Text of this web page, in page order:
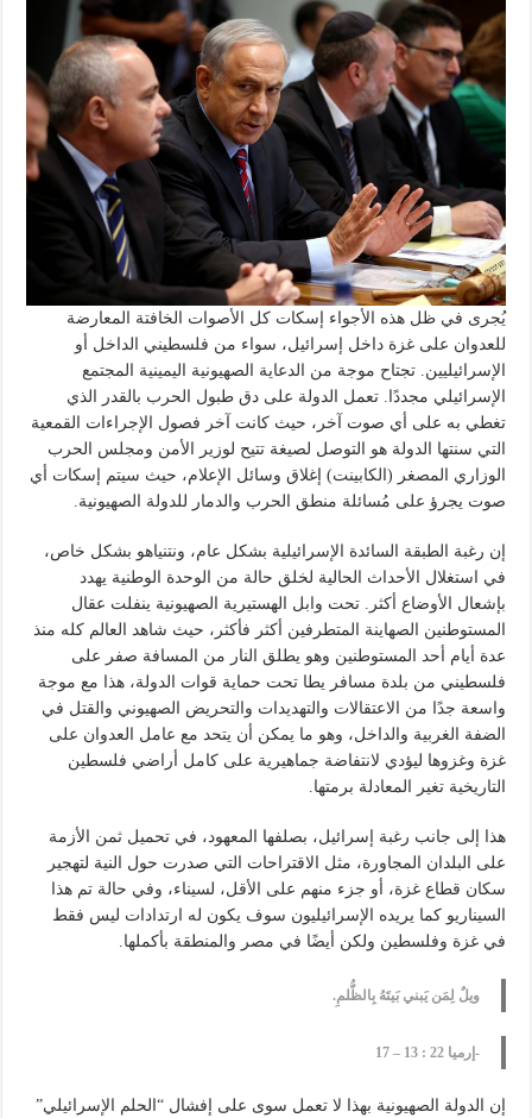
يُجرى في ظل هذه الأجواء إسكات كل الأصوات الخافتة المعارضة
للعدوان على غزة داخل إسرائيل، سواء من فلسطيني الداخل أو
الإسرائيليين. تجتاح موجة من الدعاية الصهيونية اليمينية المجتمع
الإسرائيلي مجددًا. تعمل الدولة على دق طبول الحرب بالقدر الذي
تغطي به على أي صوت آخر، حيث كانت آخر فصول الإجراءات القمعية
التي سنتها الدولة هو التوصل لصيغة تتيح لوزير الأمن ومجلس الحرب
الوزاري المصغر (الكابينت) إغلاق وسائل الإعلام، حيث سيتم إسكات أي
صوت يجرؤ على مُسائلة منطق الحرب والدمار للدولة الصهيونية.
إن رغبة الطبقة السائدة الإسرائيلية بشكل عام، ونتنياهو بشكل خاص،
في استغلال الأحداث الحالية لخلق حالة من الوحدة الوطنية يهدد
بإشعال الأوضاع أكثر. تحت وابل الهستيرية الصهيونية ينفلت عقال
المستوطنين الصهاينة المتطرفين أكثر فأكثر، حيث شاهد العالم كله منذ
عدة أيام أحد المستوطنين وهو يطلق النار من المسافة صفر على
فلسطيني من بلدة مسافر يطا تحت حماية قوات الدولة، هذا مع موجة
واسعة جدًا من الاعتقالات والتهديدات والتحريض الصهيوني والقتل في
الضفة الغربية والداخل، وهو ما يمكن أن يتحد مع عامل العدوان على
غزة وغزوها ليؤدي لانتفاضة جماهيرية على كامل أراضي فلسطين
التاريخية تغير المعادلة برمتها.
هذا إلى جانب رغبة إسرائيل، بصلفها المعهود، في تحميل ثمن الأزمة
على البلدان المجاورة، مثل الاقتراحات التي صدرت حول النية لتهجير
سكان قطاع غزة، أو جزء منهم على الأقل، لسيناء، وفي حالة تم هذا
السيناريو كما يريده الإسرائيليون سوف يكون له ارتدادات ليس فقط
في غزة وفلسطين ولكن أيضًا في مصر والمنطقة بأكملها.
ويلٌ لِمَن يَبني بَيتَهُ بِالظُّلمِ.
-إرميا 22 : 13 – 17
إن الدولة الصهيونية بهذا لا تعمل سوى على إفشال “الحلم الإسرائيلي”